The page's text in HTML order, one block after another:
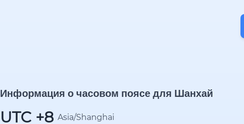
Информация о часовом поясе для Шанхай
UTC +8 Asia/Shanghai